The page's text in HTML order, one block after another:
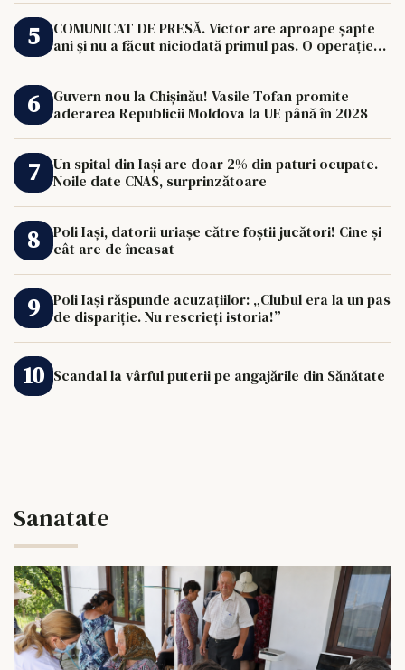
COMUNICAT DE PRESĂ. Victor are aproape șapte
ani și nu a făcut niciodată primul pas. O operație
Guvern nou la Chișinău! Vasile Tofan promite
aderarea Republicii Moldova la UE până în 2028
Un spital din Iași are doar 2% din paturi ocupate.
Noile date CNAS, surprinzătoare
Poli Iași, datorii uriașe către foștii jucători! Cine și
cât are de încasat
Poli Iași răspunde acuzațiilor: „Clubul era la un pas
de dispariție. Nu rescrieți istoria!”
Scandal la vârful puterii pe angajările din Sănătate
Sanatate